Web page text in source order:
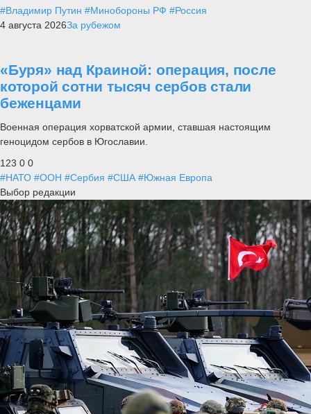
#Владимир Путин #Минобороны РФ #Россия
4 августа 2026За рубежом
«Буря» над Краиной: операция, после
которой сотни тысяч сербов стали
беженцами
Военная операция хорватской армии, ставшая настоящим
геноцидом сербов в Югославии.
123 0 0
#НАТО #ООН #Сербия #США #Южная Европа
Выбор редакции